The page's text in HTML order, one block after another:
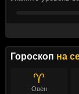
Гороскоп на
♈
Овен